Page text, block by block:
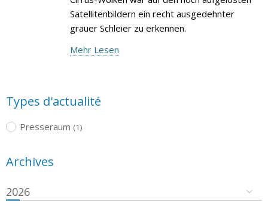
Satellitenbildern ein recht ausgedehnter
grauer Schleier zu erkennen.
Mehr Lesen
Types d'actualité
Presseraum (1)
Archives
2026